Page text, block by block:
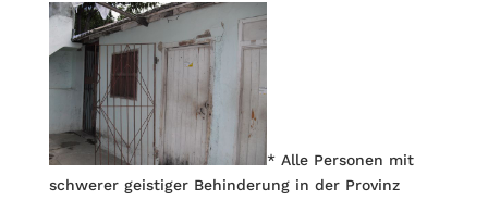
* Alle Personen mit
schwerer geistiger Behinderung in der Provinz